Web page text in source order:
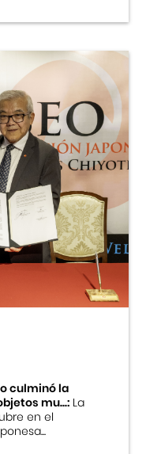
culminó la
mu...:La
en el